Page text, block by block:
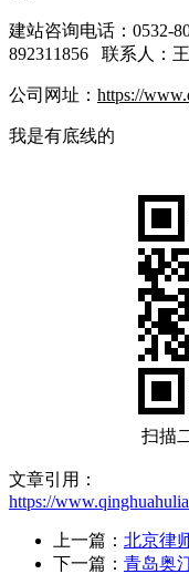
建站咨询电话：0532-
892311856 联系人：
公司网址： https://
我是有底线的
扫描
文章引用：
https://
上一篇： 北京律
下一篇： 青岛奥